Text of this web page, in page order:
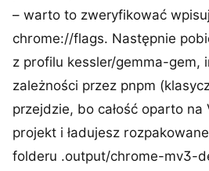
– warto to zweryfikować
chrome://flags. Następnie
z profilu kessler/gemma-gem,
zależności przez pnpm
przejdzie, bo całość oparto
projekt i ładujesz
folderu .output/chrome-mv3-